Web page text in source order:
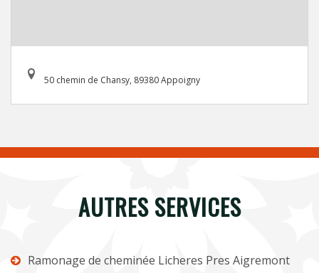
50 chemin de Chansy, 89380 Appoigny
AUTRES SERVICES
Ramonage de cheminée Licheres Pres Aigremont